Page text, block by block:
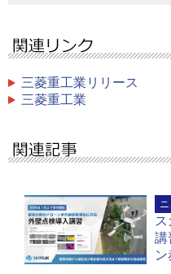
三菱重工業リリース
三菱重工業
ス
講